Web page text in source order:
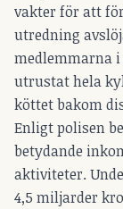
vakter för att
utredning
medlemmarna
utrustat hela
köttet bakom
Enligt polisen
betydande
aktiviteter.
4,5 miljarder